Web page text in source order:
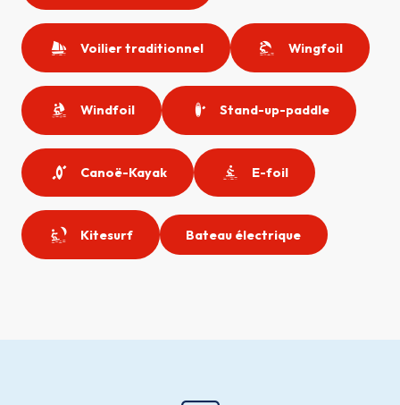
Voilier traditionnel Wingfoil
Windfoil Stand-up-paddle
Canoë-Kayak E-foil
Kitesurf Bateau électrique